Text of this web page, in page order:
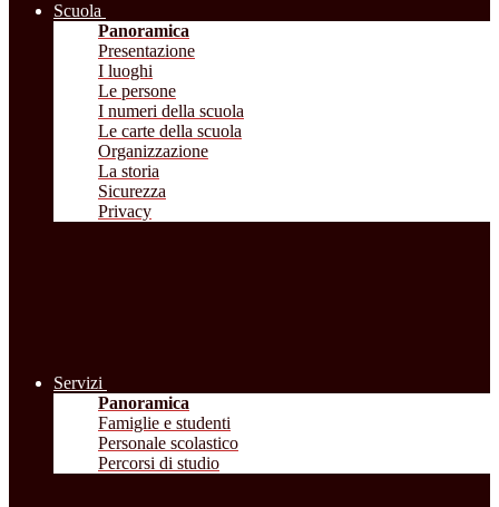
Scuola
Panoramica
Presentazione
I luoghi
Le persone
I numeri della scuola
Le carte della scuola
Organizzazione
La storia
Sicurezza
Privacy
Servizi
Panoramica
Famiglie e studenti
Personale scolastico
Percorsi di studio